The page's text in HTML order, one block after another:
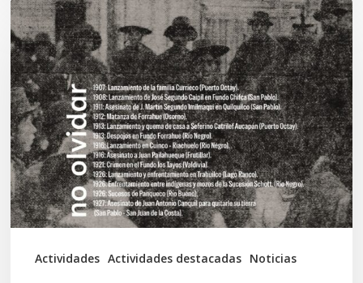
Actividades Actividades destacadas Noticias
Chawrakawin:
Palimpsesto
explora
a
través
del
arte
las
tensiones
documentales